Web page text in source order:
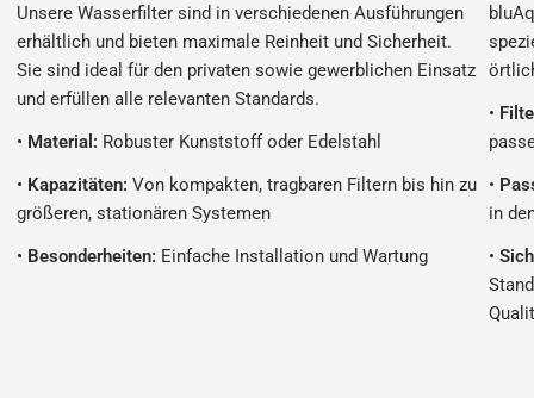
Unsere Wasserfilter sind in verschiedenen Ausführungen
erhältlich und bieten maximale Reinheit und Sicherheit.
Sie sind ideal für den privaten sowie gewerblichen Einsatz
und erfüllen alle relevanten Standards.
• Material: Robuster Kunststoff oder Edelstahl
• Kapazitäten: Von kompakten, tragbaren Filtern bis hin zu
größeren, stationären Systemen
• Besonderheiten: Einfache Installation und Wartung
•
•
in
•